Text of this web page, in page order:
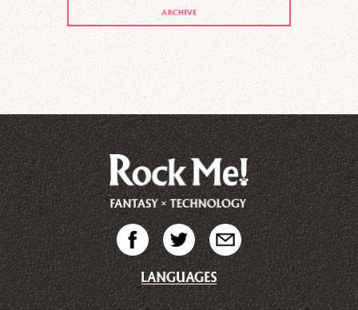
当社は個人情報に関する個人の権利を尊
重します。個人情報に関する苦情、相
談、開示、訂正、削除、更新その他のお
問い合わせに対して、合理的期間、妥当
な範囲でこれに応じます。
当社は個人情報への不正アクセスまたは
個人情報の紛失、改ざん、漏えいなどの
リスクに対し、合理的な安全対策を講じ
ます。
当社は個人情報保護に関する法令、国が
定める指針を遵守し、社内規定を定めま
す。
当社の個人情報保護方針は、IT技術の動
向を踏まえ、見直しと継続的改善に努め
ます。